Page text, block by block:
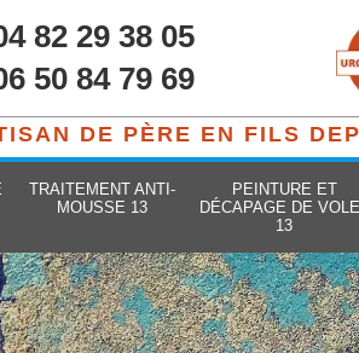
82 29 38 05
50 84 79 69
DE PÈRE EN FILS
TRAITEMENT ANTI-
MOUSSE 13
PEINTURE ET
DÉCAPAGE DE
13